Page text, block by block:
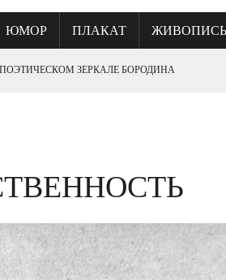
ЮМОР ПЛАКАТ ЖИВОПИСЬ
ЗЕРКАЛЕ БОРОДИНА
ВЕЛИКИЙ ШЕДЕВР ФРАНЦА РУБО
ЧУЙКОВА ПРИ ВЗЯТИИ БЕРЛИНА
ОПЕРАЦИИ